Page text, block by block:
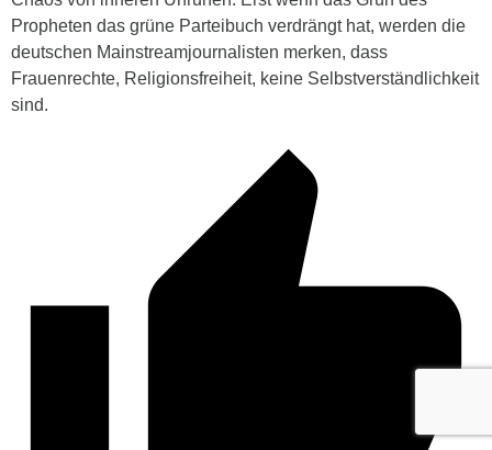
Propheten das grüne Parteibuch verdrängt hat, werden die
deutschen Mainstreamjournalisten merken, dass
Frauenrechte, Religionsfreiheit, keine Selbstverständlichkeit
sind.